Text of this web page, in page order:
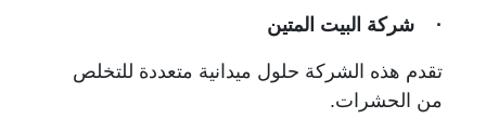
· شركة البيت المتين
تقدم هذه الشركة حلول ميدانية متعددة للتخلص
من الحشرات.